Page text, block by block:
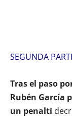
SEGUNDA
Tras el paso
Rubén García
un penalti